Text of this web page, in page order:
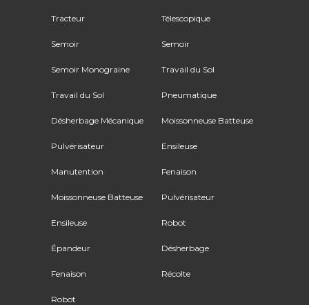
Tracteur
Semoir
Semoir Monograine
Travail du Sol
Désherbage Mécanique
Pulvérisateur
Manutention
Moissonneuse Batteuse
Ensileuse
Épandeur
Fenaison
Robot
Télescopique
Semoir
Travail du Sol
Pneumatique
Moissonneuse Batteuse
Ensileuse
Fenaison
Pulvérisateur
Robot
Désherbage
Récolte